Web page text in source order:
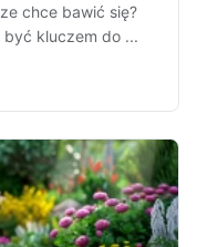
chce bawić się?
kluczem do ...